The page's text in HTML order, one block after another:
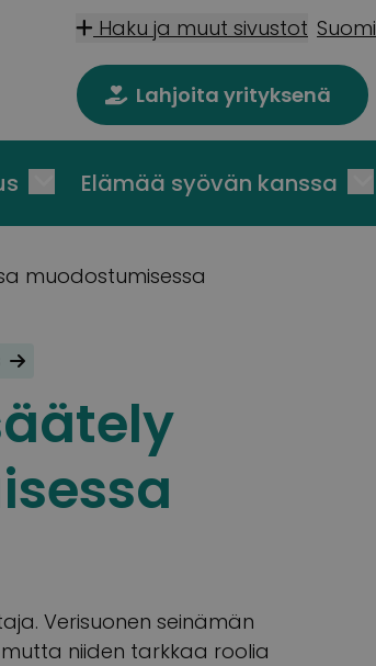
Haku ja muut sivustot Suomi
Lahjoita yrityksenä
Elämää syövän kanssa
muodostumisessa
Verisuonen seinämän
niiden tarkkaa roolia